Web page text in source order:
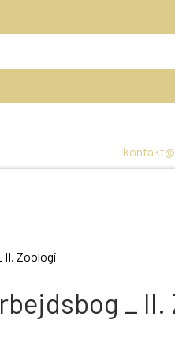
BØGER
II. Zoologi
_ II.